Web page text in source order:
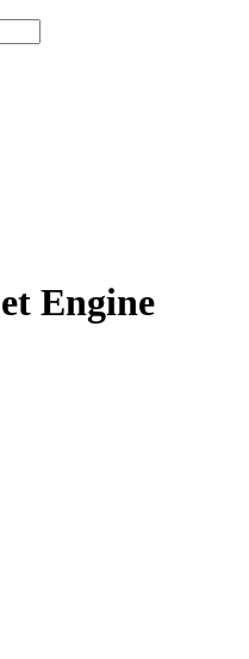
Engine